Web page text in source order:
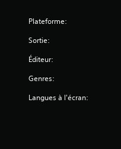
Plateforme:
Sortie:
Éditeur:
Genres:
Langues à l'écran: